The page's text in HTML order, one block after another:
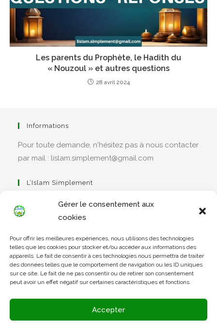
Gérer le consentement aux
cookies
Pour offrir les meilleures expériences, nous utilisons des technologies
telles que les cookies pour stocker et/ou accéder aux informations des
appareils. Le fait de consentir à ces technologies nous permettra de traiter
des données telles que le comportement de navigation ou les ID uniques
sur ce site. Le fait de ne pas consentir ou de retirer son consentement
peut avoir un effet négatif sur certaines caractéristiques et fonctions.
Accepter
Les parents du Prophète, le Hadith du
« Nouzoul » et autres questions
28 avril 2024
Informations
Pour toute demande, n'hésitez pas à nous contacter
par mail : lislam.simplement@gmail.com
L’Islam Simplement
dans
un
nouvel
onglet
Apprendre Le Coran Simplement